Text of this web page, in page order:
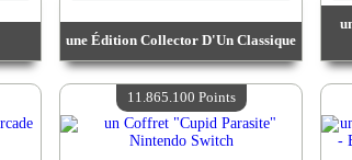
une Édition Collector D'Un Classique
Valeur :13 469 500 Points
Quantité Disponible :4
11.865.100 Points